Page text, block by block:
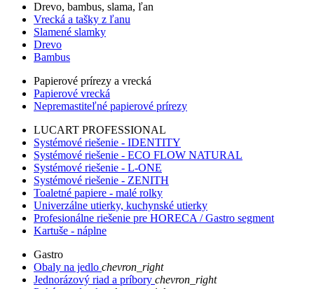
Drevo, bambus, slama, ľan
Vrecká a tašky z ľanu
Slamené slamky
Drevo
Bambus
Papierové prírezy a vrecká
Papierové vrecká
Nepremastiteľné papierové prírezy
LUCART PROFESSIONAL
Systémové riešenie - IDENTITY
Systémové riešenie - ECO FLOW NATURAL
Systémové riešenie - L-ONE
Systémové riešenie - ZENITH
Toaletné papiere - malé rolky
Univerzálne utierky, kuchynské utierky
Profesionálne riešenie pre HORECA / Gastro segment
Kartuše - náplne
Gastro
Obaly na jedlo chevron_right
Jednorázový riad a príbory chevron_right